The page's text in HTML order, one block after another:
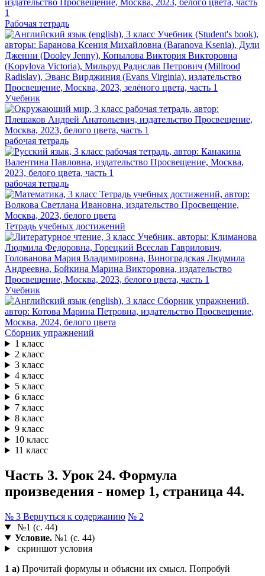
Рабочая тетрадь
Учебник
рабочая тетрадь
рабочая тетрадь
Тетрадь учебных достижений
Учебник
Сборник упражнений
1 класс
2 класс
3 класс
4 класс
5 класс
6 класс
7 класс
8 класс
9 класс
10 класс
11 класс
Часть 3. Урок 24. Формула
произведения - номер 1, страница 44.
№ 3 Вернуться к содержанию № 2
№1 (с. 44)
Условие.№1 (с. 44)
скриншот условия
1 а) Прочитай формулы и объясни их смысл. Попробуй